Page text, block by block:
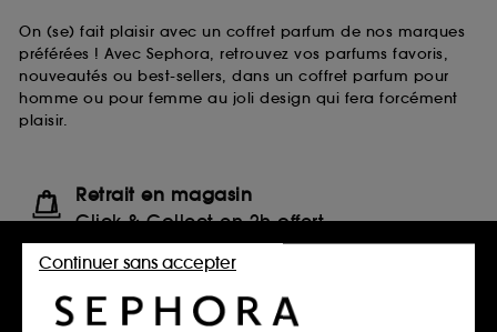
On (se) fait plaisir avec un coffret parfum de nos marques
préférées ! Avec Sephora, retrouvez vos parfums favoris,
nouveautés ou best-sellers, dans un coffret parfum pour
homme ou pour femme au joli design qui fera forcément
plaisir.
Retrait en magasin
Click & Collect en 2h offert
En savoir plus
Livraison standard offerte
Continuer sans accepter